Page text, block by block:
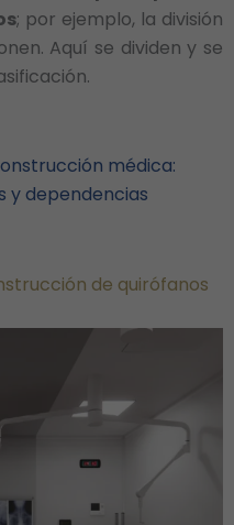
; por ejemplo, la división
Aquí se dividen y se
médica:
y dependencias
de quirófanos